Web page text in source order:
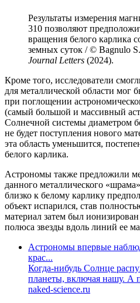
Результаты измерения
310 позволяют
вращения белого карлика
земных суток / © Bagnulo
Journal Letters (2024).
Кроме того, исследователи
для металлической области мог
при поглощении
(самый большой и массивный
Солнечной системы диаметром
не будет поступления нового
эта область уменьшится,
белого карлика.
Астрономы также предложили
данного металлического
близко к белому карлику
объект испарился, став
материал затем был
полюса звезды вдоль линий ее
Астрономы впервые
крас...
Когда-нибудь Солнце
планеты, включая нашу. А
naked-science.ru